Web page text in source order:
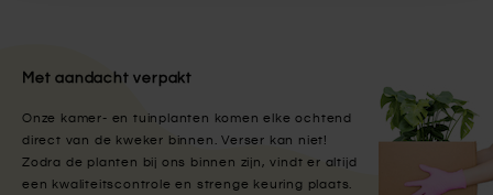
Met aandacht verpakt
Onze kamer- en tuinplanten komen elke ochtend
direct van de kweker binnen. Verser kan niet!
Zodra de planten bij ons binnen zijn, vindt er altijd
een kwaliteitscontrole en strenge keuring plaats.